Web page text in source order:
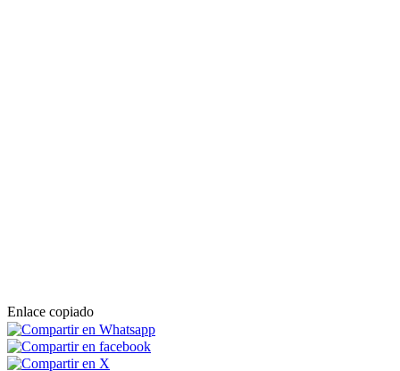
Enlace copiado